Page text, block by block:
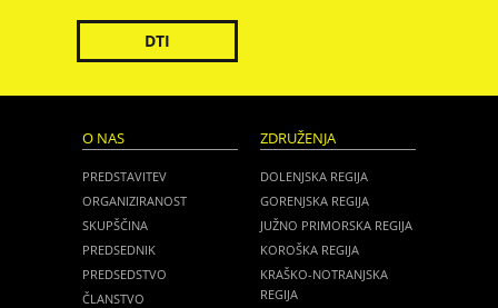
DTI
O NAS
PREDSTAVITEV
ORGANIZIRANOST
SKUPŠČINA
PREDSEDNIK
PREDSEDSTVO
ČLANSTVO
ZDRUŽENJA
DOLENJSKA REGIJA
GORENJSKA REGIJA
JUŽNO PRIMORSKA REGIJA
KOROŠKA REGIJA
KRAŠKO-NOTRANJSKA
REGIJA